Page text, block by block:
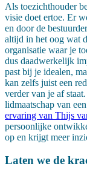
Als toezichthouder
visie doet ertoe. Er
en door de
altijd in het oog wat
organisatie waar je
dus daadwerkelijk
past bij je idealen,
kan zelfs juist een
verder van je af
lidmaatschap van
ervaring van Thijs
persoonlijke
op en krijgt meer
Laten we de